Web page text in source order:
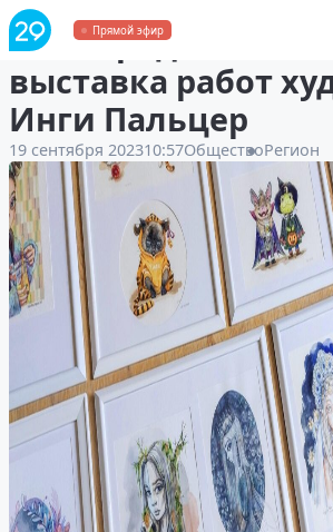
Прямой эфир
В Северодвинске
выставка работ
Инги Пальцер
19 сентября 202310:57ОбществоРегион